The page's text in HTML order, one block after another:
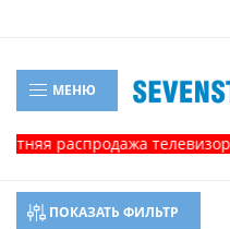
МЕНЮ
телевизоров и
ПОКАЗАТЬ ФИЛЬТР